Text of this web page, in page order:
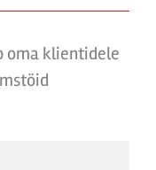
oma klientidele